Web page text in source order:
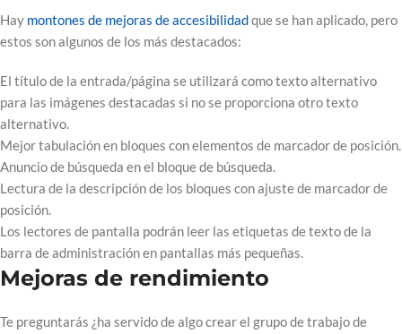
Hay montones de mejoras de accesibilidadque se han aplicado, pero
estos son algunos de los más destacados:
El título de la entrada/página se utilizará como texto alternativo
para las imágenes destacadas si no se proporciona otro texto
alternativo.
Mejor tabulación en bloques con elementos de marcador de posición.
Anuncio de búsqueda en el bloque de búsqueda.
Lectura de la descripción de los bloques con ajuste de marcador de
posición.
Los lectores de pantalla podrán leer las etiquetas de texto de la
barra de administración en pantallas más pequeñas.
Mejoras de rendimiento
Te preguntarás ¿ha servido de algo crear el grupo de trabajo de